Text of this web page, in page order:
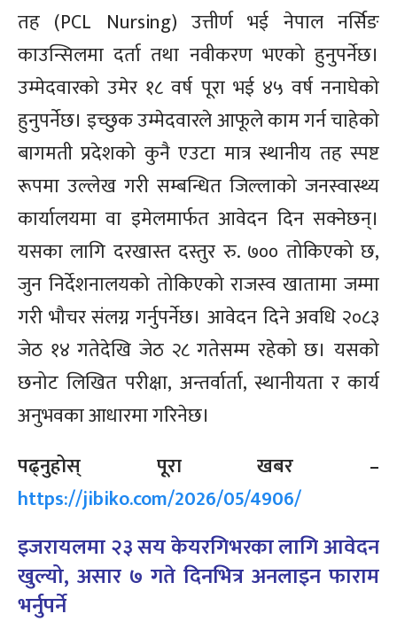
तह (PCL Nursing) उत्तीर्ण भई नेपाल नर्सिङ
काउन्सिलमा दर्ता तथा नवीकरण भएको हुनुपर्नेछ।
उम्मेदवारको उमेर १८ वर्ष पूरा भई ४५ वर्ष ननाघेको
हुनुपर्नेछ। इच्छुक उम्मेदवारले आफूले काम गर्न चाहेको
बागमती प्रदेशको कुनै एउटा मात्र स्थानीय तह स्पष्ट
रूपमा उल्लेख गरी सम्बन्धित जिल्लाको जनस्वास्थ्य
कार्यालयमा वा इमेलमार्फत आवेदन दिन सक्नेछन्।
यसका लागि दरखास्त दस्तुर रु. ७०० तोकिएको छ,
जुन निर्देशनालयको तोकिएको राजस्व खातामा जम्मा
गरी भौचर संलग्न गर्नुपर्नेछ। आवेदन दिने अवधि २०८३
जेठ १४ गतेदेखि जेठ २८ गतेसम्म रहेको छ। यसको
छनोट लिखित परीक्षा, अन्तर्वार्ता, स्थानीयता र कार्य
अनुभवका आधारमा गरिनेछ।
पढ्नुहोस् पूरा खबर –
https://jibiko.com/2026/05/4906/
इजरायलमा २३ सय केयरगिभरका लागि आवेदन
खुल्यो, असार ७ गते दिनभित्र अनलाइन फाराम
भर्नुपर्ने